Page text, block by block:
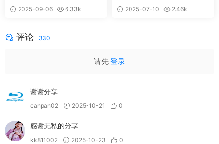
LUMINATION: SHINee'S BA
CK] [2025.08.29] [BDMV 3B
2025-09-06
6.33k
h 15th [2024.11.08] [BDMV 3
5.7GB]
2025-07-10
2.46k
评论 330
请先 登录
谢谢分享
canpan02 2025-10-21 0
感谢无私的分享
kk811002 2025-10-23 0